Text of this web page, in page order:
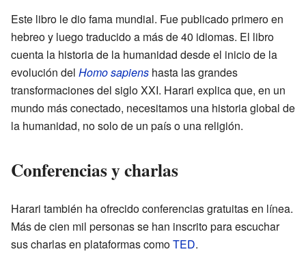
Este libro le dio fama mundial. Fue publicado primero en
hebreo y luego traducido a más de 40 idiomas. El libro
cuenta la historia de la humanidad desde el inicio de la
evolución del Homo sapiens hasta las grandes
transformaciones del siglo XXI. Harari explica que, en un
mundo más conectado, necesitamos una historia global de
la humanidad, no solo de un país o una religión.
Conferencias y charlas
Harari también ha ofrecido conferencias gratuitas en línea.
Más de cien mil personas se han inscrito para escuchar
sus charlas en plataformas comoTED.